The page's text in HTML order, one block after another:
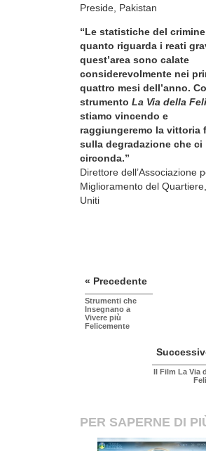
Preside, Pakistan
“Le statistiche del
quanto riguarda i reati
quest’area sono calate
considerevolmente nei
quattro mesi dell’anno.
strumento La Via della
stiamo vincendo e
raggiungeremo la vittoria
sulla degradazione che ci
circonda.”
Direttore dell’Associazione
Miglioramento del
Uniti
« Precedente
Strumenti che
Insegnano a
Vivere più
Felicemente
Il Film La Via
PER SAPERNE DI